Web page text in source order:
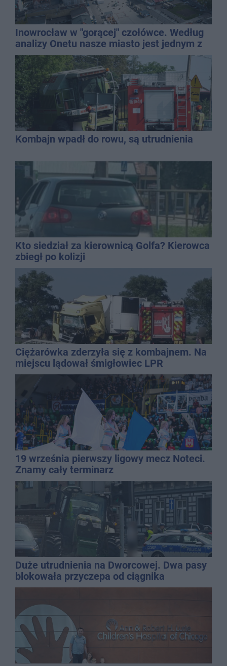
Inowrocław w "gorącej" czołówce. Według
analizy Onetu nasze miasto jest jednym z
najbardziej narażonych na upały
Kombajn wpadł do rowu, są utrudnienia
Kto siedział za kierownicą Golfa? Kierowca
zbiegł po kolizji
Ciężarówka zderzyła się z kombajnem. Na
miejscu lądował śmigłowiec LPR
19 września pierwszy ligowy mecz Noteci.
Znamy cały terminarz
Duże utrudnienia na Dworcowej. Dwa pasy
blokowała przyczepa od ciągnika